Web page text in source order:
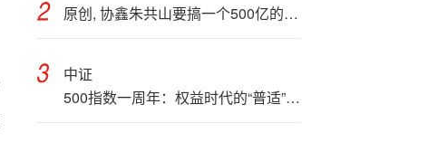
原创, 协鑫朱共山要搞一个500亿的多晶硅拯救基金
中证
500指数一周年：权益时代的“普适”配置方案